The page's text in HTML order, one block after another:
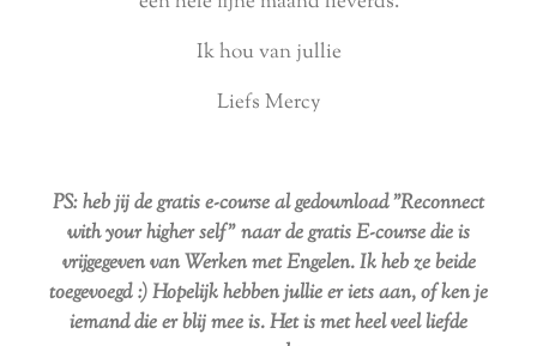
Ik hou van jullie
Liefs Mercy
PS: heb jij de gratis e-course al gedownload "Reconnect
with your higher self" naar de gratis E-course die is
vrijgegeven van Werken met Engelen. Ik heb ze beide
toegevoegd :) Hopelijk hebben jullie er iets aan, of ken je
iemand die er blij mee is. Het is met heel veel liefde